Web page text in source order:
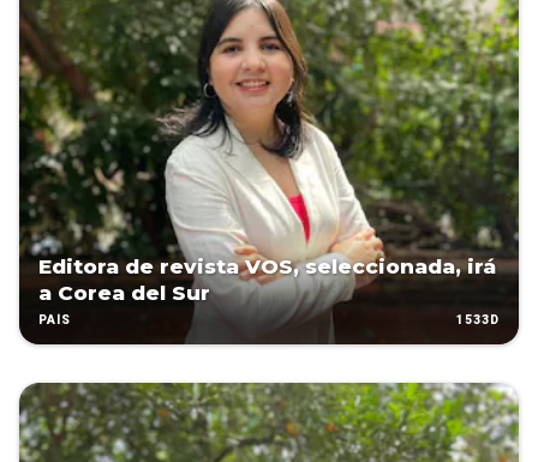
Editora de revista VOS, seleccionada, irá
a Corea del Sur
PAÍS 1533D